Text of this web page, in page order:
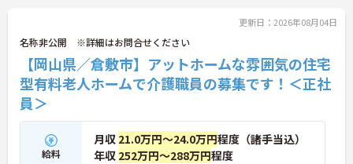
■ 働きやすさを支える休暇制度
休日制度が整っている職場です
・年間休日109日
・4日連続のリフレッシュ休暇あり
・有給休暇制度あり
→ プライベートの時間も大切にしながら働ける環境
です♪
更新日：2026年08月04日
名称非公開 ※詳細はお問合せください
【岡山県／倉敷市】アットホームな雰囲気の住宅
型有料老人ホームで介護職員の募集です！＜正社
員＞
給料
月収 21.0万円～24.0万円程度（諸手当込）
年収 252万円～288万円程度